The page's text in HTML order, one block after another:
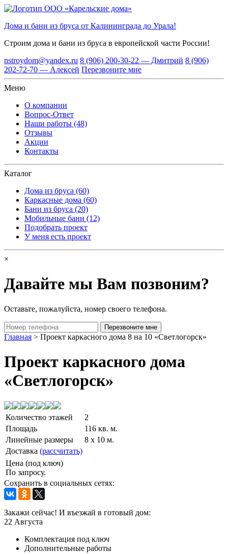
Дома и бани из бруса от Калининграда до Урала!
Строим дома и бани из бруса в европейской части России!
nstroydom@yandex.ru 8 (906) 200-30-22 — Дмитрий 8 (906)
202-72-70 — Алексей Перезвоните мне
Меню
О компании
Вопрос-Ответ
Наши работы (48)
Отзывы
Акции
Контакты
Каталог
Дома из бруса (60)
Каркасные дома (60)
Бани из бруса (20)
Мобильные бани (12)
Подобрать проект
У меня есть проект
×
Давайте мы Вам позвоним?
Оставьте, пожалуйста, номер своего телефона.
Главная > Проект каркасного дома 8 на 10 «Светлогорск»
Проект каркасного дома
«Светлогорск»
Количество этажей
2
Площадь
116 кв. м.
Линейные размеры
8 x 10 м.
Доставка (рассчитать)
Цена (под ключ)
По запросу.
Сохранить в социальных сетях:
Закажи сейчас! И въезжай в готовый дом:
22 Августа
Комплектация под ключ
Дополнительные работы